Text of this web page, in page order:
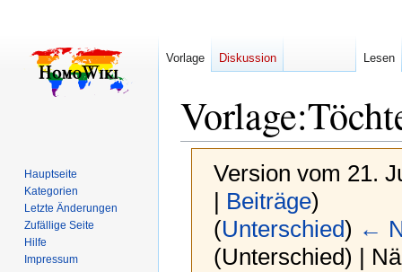
Vorlage:
Version vom 21.
| Beiträge)
(Unterschied) ←
(Unterschied) |
Vorlage Diskussion Lesen
Hauptseite
Kategorien
Letzte Änderungen
Zufällige Seite
Hilfe
Impressum